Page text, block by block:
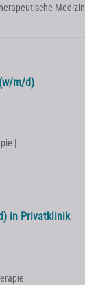
Medizin
m/d)
|
in Privatklinik